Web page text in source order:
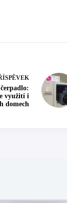
využití i
domech